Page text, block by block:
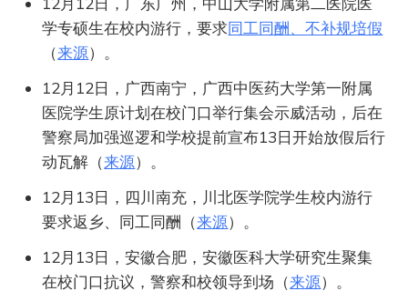
学专硕生在校内游行，要求同工同酬、不补规培假
（来源）。
12月12日，广西南宁，广西中医药大学第一附属
医院学生原计划在校门口举行集会示威活动，后在
警察局加强巡逻和学校提前宣布13日开始放假后行
动瓦解（来源）。
12月13日，四川南充，川北医学院学生校内游行
要求返乡、同工同酬（来源）。
12月13日，安徽合肥，安徽医科大学研究生聚集
在校门口抗议，警察和校领导到场（来源）。